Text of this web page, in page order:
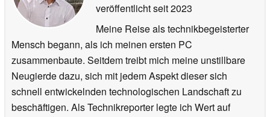
veröffentlichtseit 2023
Meine Reise als technikbegeisterter
Mensch begann, als ich meinen ersten PC
zusammenbaute. Seitdem treibt mich meine unstillbare
Neugierde dazu, sich mit jedem Aspekt dieser sich
schnell entwickelnden technologischen Landschaft zu
beschäftigen. Als Technikreporter legte ich Wert auf